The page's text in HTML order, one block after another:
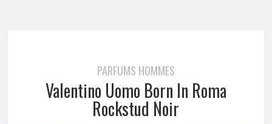
PARFUMS HOMMES
Valentino Uomo Born In Roma
Rockstud Noir